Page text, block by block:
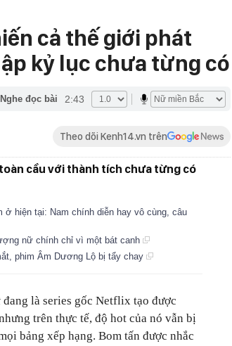
cả thế giới phát
kỷ lục chưa từng có
Nghe đọc bài 2:43
Theo dõi Kenh14.vn trên
cầu với thành tích chưa từng có
ở hiện tại: Nam chính diễn hay vô cùng, câu
nữ chính chỉ vì một bát canh
phim Âm Dương Lộ bị tẩy chay
đang là series gốc Netflix tạo được
trên thực tế, độ hot của nó vẫn bị
bảng xếp hạng. Bom tấn được nhắc